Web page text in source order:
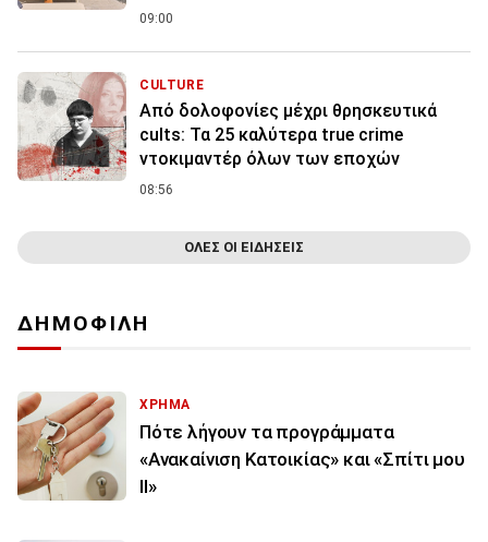
09:00
CULTURE
Από δολοφονίες μέχρι θρησκευτικά
cults: Τα 25 καλύτερα true crime
ντοκιμαντέρ όλων των εποχών
08:56
ΟΛΕΣ ΟΙ ΕΙΔΗΣΕΙΣ
ΔΗΜΟΦΙΛΗ
ΧΡΗΜΑ
Πότε λήγουν τα προγράμματα
«Ανακαίνιση Κατοικίας» και «Σπίτι μου
ΙΙ»